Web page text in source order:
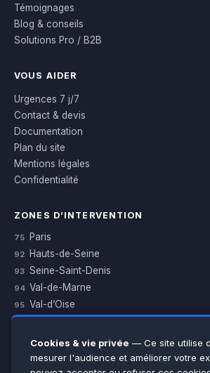
Témoignages
Blog & conseils
Solutions Pro / B2B
VOUS AIDER
Urgences 7 j/7
Contact & devis
Documentation
Plan du site
Mentions légales
Confidentialité
ZONES D’INTERVENTION
75 Paris
92 Hauts-de-Seine
93 Seine-Saint-Denis
94 Val-de-Marne
95 Val-d’Oise
Essonne
Seine-et-Marne
Cookies & vie privée — Ce site utilise
mesurer l'audience et améliorer votre